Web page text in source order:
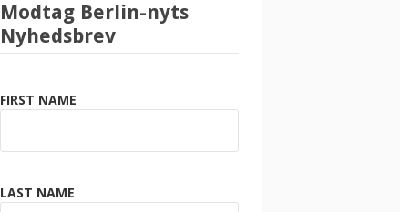
Modtag Berlin-nyts
Nyhedsbrev
FIRST NAME
LAST NAME